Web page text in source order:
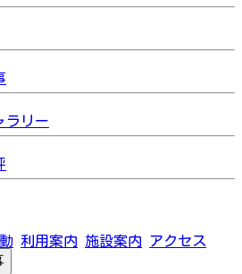
ラリー
利用案内 施設案内 アクセス